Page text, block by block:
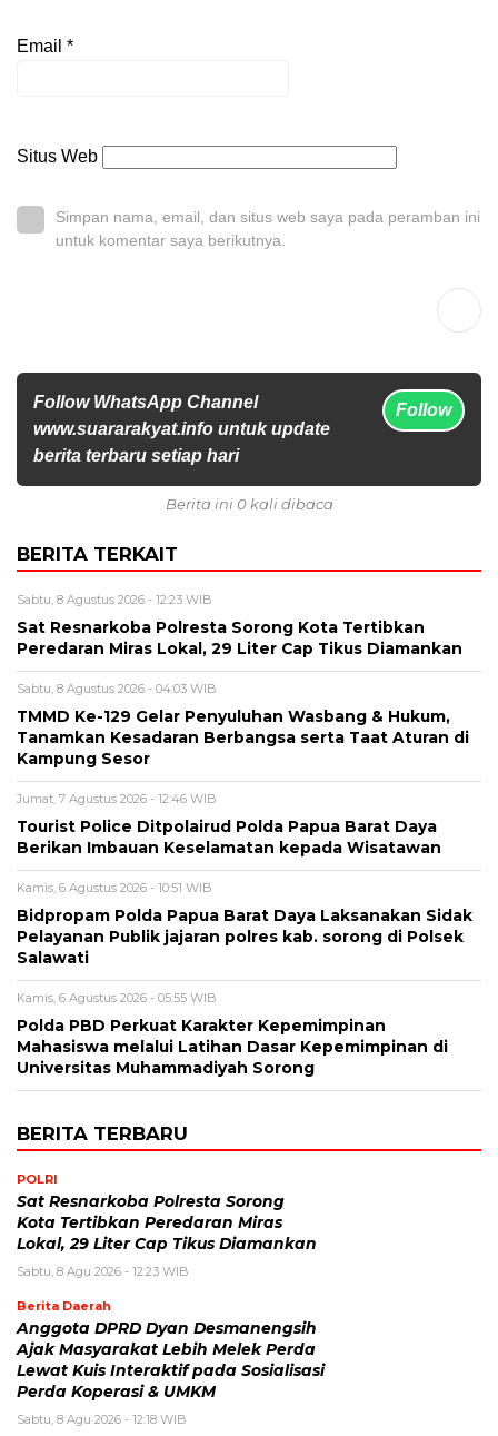
Email *
Situs Web
Simpan nama, email, dan situs web saya pada peramban ini
untuk komentar saya berikutnya.
Follow WhatsApp Channel
www.suararakyat.info untuk update
berita terbaru setiap hari
Follow
Berita ini 0 kali dibaca
BERITA TERKAIT
Sabtu, 8 Agustus 2026 - 12:23 WIB
Sat Resnarkoba Polresta Sorong Kota Tertibkan
Peredaran Miras Lokal, 29 Liter Cap Tikus Diamankan
Sabtu, 8 Agustus 2026 - 04:03 WIB
TMMD Ke-129 Gelar Penyuluhan Wasbang & Hukum,
Tanamkan Kesadaran Berbangsa serta Taat Aturan di
Kampung Sesor
Jumat, 7 Agustus 2026 - 12:46 WIB
Tourist Police Ditpolairud Polda Papua Barat Daya
Berikan Imbauan Keselamatan kepada Wisatawan
Kamis, 6 Agustus 2026 - 10:51 WIB
Bidpropam Polda Papua Barat Daya Laksanakan Sidak
Pelayanan Publik jajaran polres kab. sorong di Polsek
Salawati
Kamis, 6 Agustus 2026 - 05:55 WIB
Polda PBD Perkuat Karakter Kepemimpinan
Mahasiswa melalui Latihan Dasar Kepemimpinan di
Universitas Muhammadiyah Sorong
BERITA TERBARU
POLRI
Sat Resnarkoba Polresta Sorong
Kota Tertibkan Peredaran Miras
Lokal, 29 Liter Cap Tikus Diamankan
Sabtu, 8 Agu 2026 - 12:23 WIB
Berita Daerah
Anggota DPRD Dyan Desmanengsih
Ajak Masyarakat Lebih Melek Perda
Lewat Kuis Interaktif pada Sosialisasi
Perda Koperasi & UMKM
Sabtu, 8 Agu 2026 - 12:18 WIB